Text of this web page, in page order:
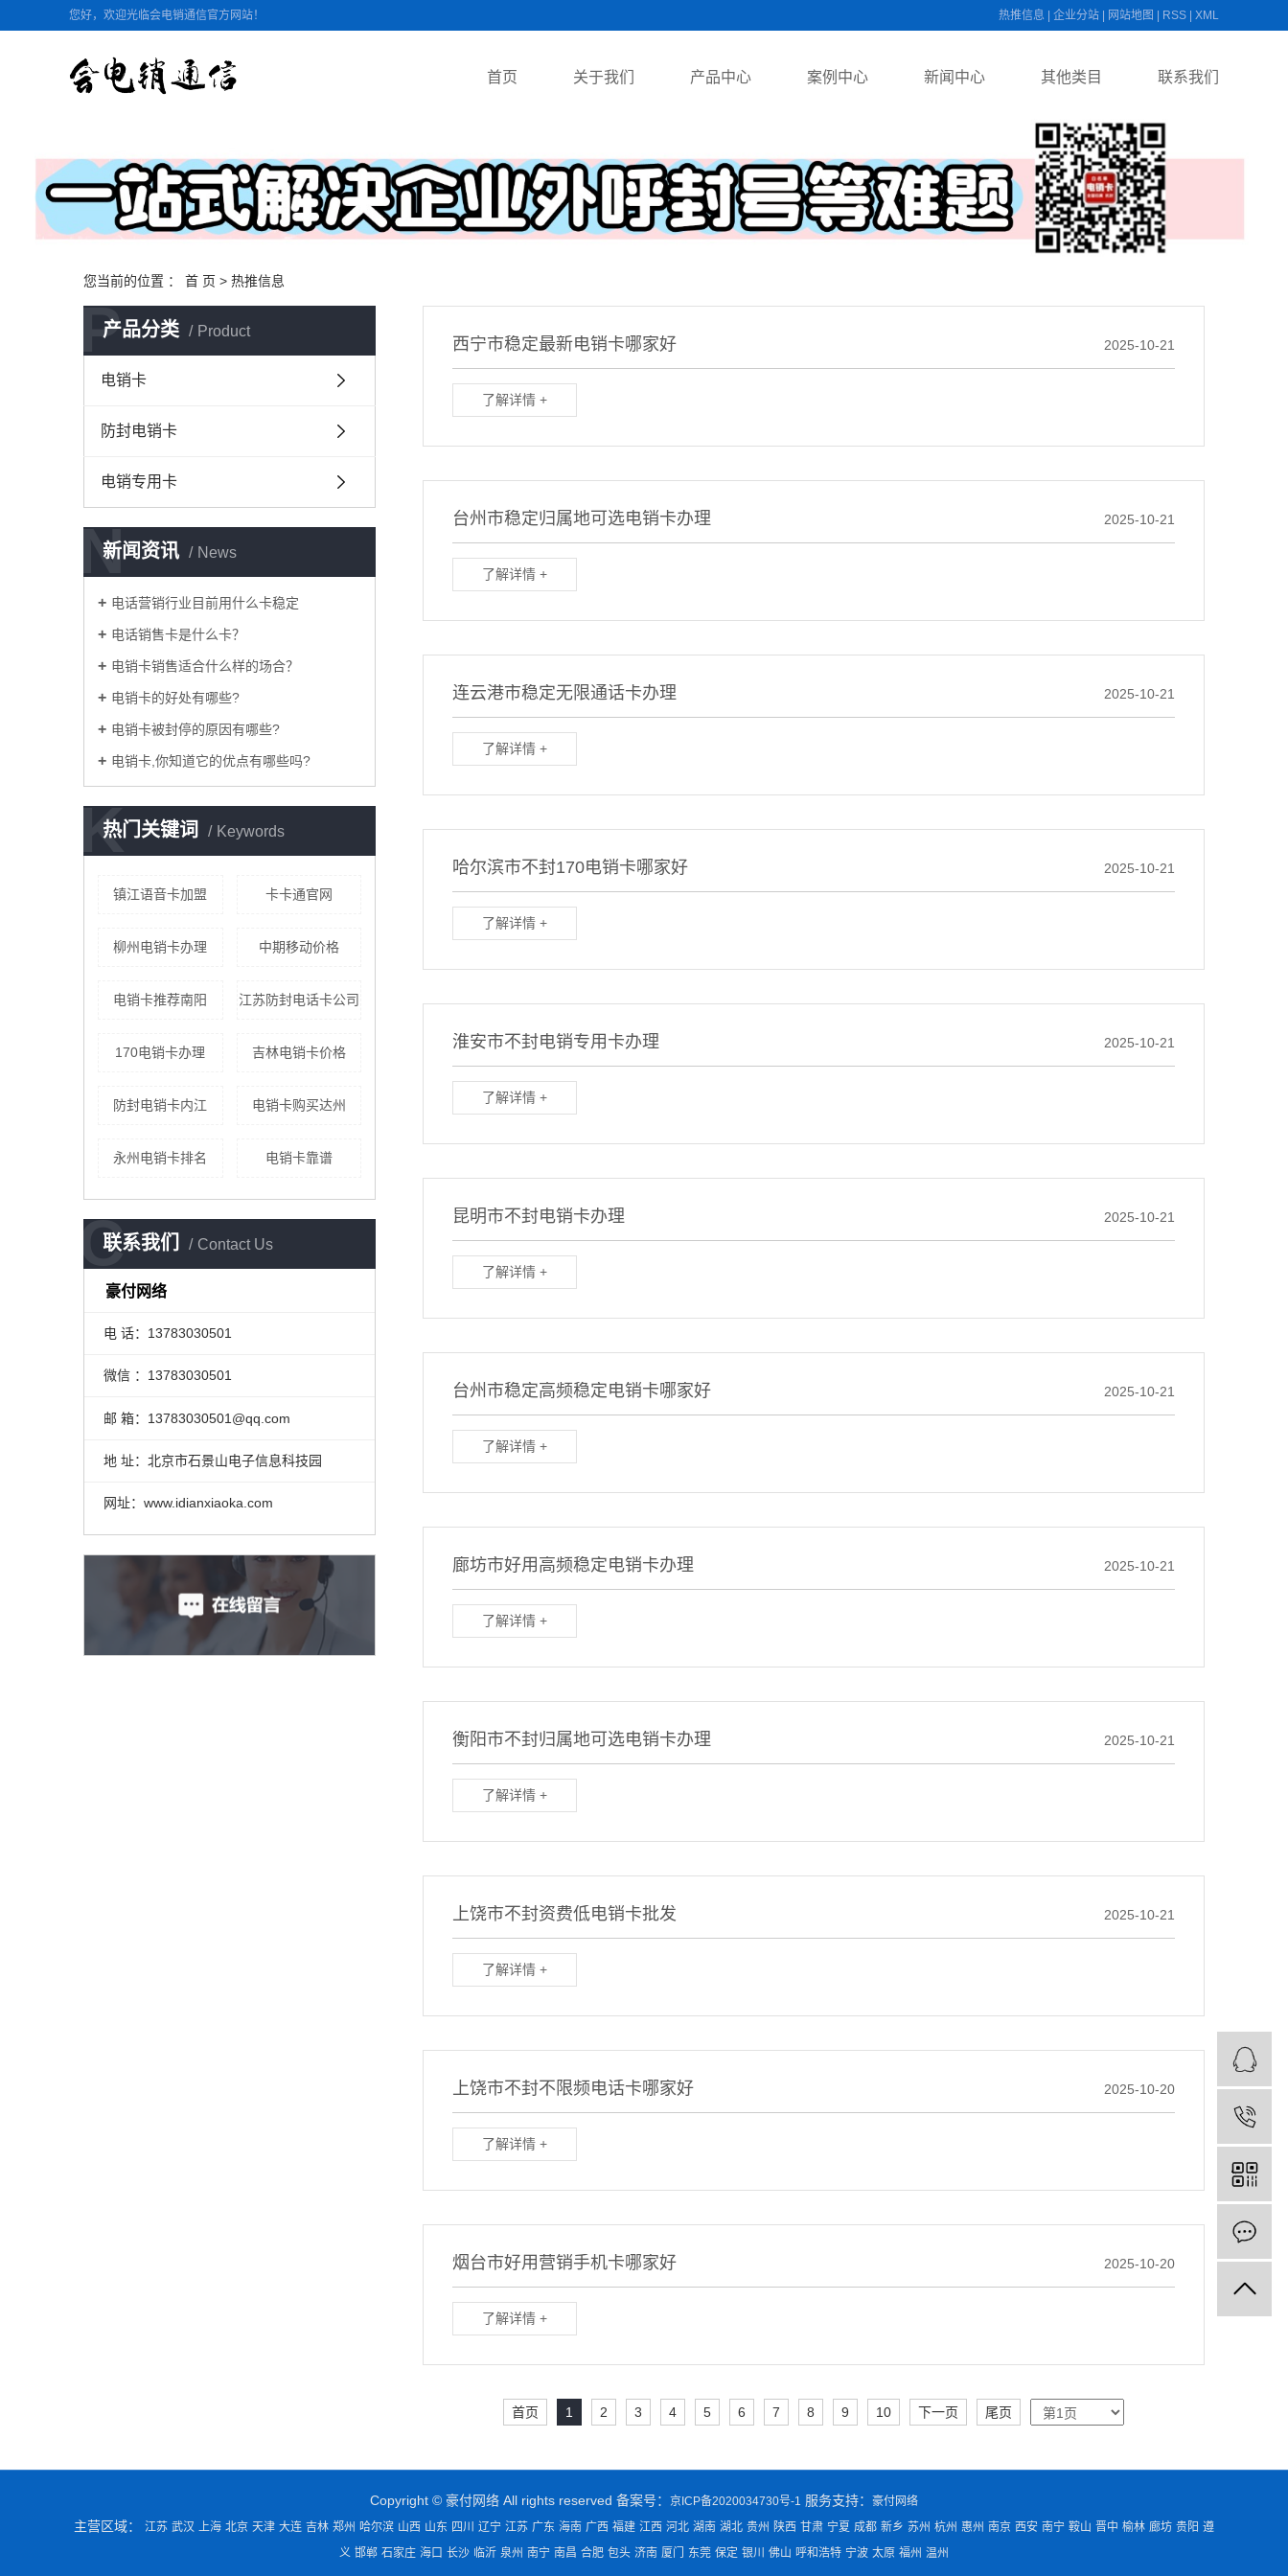
您好，欢迎光临会电销通信官方网站！ 热推信息 企业分站 网站地图 RSS XML
首页 关于我们 产品中心 案例中心 新闻中心 其他类目 联系我们
您当前的位置 ： 首 页 > 热推信息
产品分类 Product
P
电销卡
防封电销卡
电销专用卡
新闻资讯 News
N
电话营销行业目前用什么卡稳定
电话销售卡是什么卡？
电销卡销售适合什么样的场合？
电销卡的好处有哪些?
电销卡被封停的原因有哪些?
电销卡,你知道它的优点有哪些吗?
热门关键词 Keywords
K
镇江语音卡加盟 卡卡通官网
柳州电销卡办理 中期移动价格
电销卡推荐南阳 江苏防封电话卡公司
170电销卡办理 吉林电销卡价格
防封电销卡内江 电销卡购买达州
永州电销卡排名 电销卡靠谱
联系我们 Contact Us
C
豪付网络
电 话：13783030501
微信 ：13783030501
邮 箱：13783030501@qq.com
地 址：北京市石景山电子信息科技园
网址：www.idianxiaoka.com
西宁市稳定最新电销卡哪家好 2025-10-21
了解详情 +
台州市稳定归属地可选电销卡办理 2025-10-21
了解详情 +
连云港市稳定无限通话卡办理 2025-10-21
了解详情 +
哈尔滨市不封170电销卡哪家好 2025-10-21
了解详情 +
淮安市不封电销专用卡办理 2025-10-21
了解详情 +
昆明市不封电销卡办理 2025-10-21
了解详情 +
台州市稳定高频稳定电销卡哪家好 2025-10-21
了解详情 +
廊坊市好用高频稳定电销卡办理 2025-10-21
了解详情 +
衡阳市不封归属地可选电销卡办理 2025-10-21
了解详情 +
上饶市不封资费低电销卡批发 2025-10-21
了解详情 +
上饶市不封不限频电话卡哪家好 2025-10-20
了解详情 +
烟台市好用营销手机卡哪家好 2025-10-20
了解详情 +
首页 1 2 3 4 5 6 7 8 9 10 下一页 尾页
Copyright © 豪付网络 All rights reserved 备案号： 京ICP备2020034730号-1 服务支持： 豪付网络
主营区域： 江苏 武汉 上海 北京 天津 大连 吉林 郑州 哈尔滨 山西 山东 四川 辽宁 江苏 广东 海南 广西 福建 江西 河北 湖南 湖北 贵州 陕西 甘肃 宁夏 成都 新乡 苏州 杭州 惠州 南京 西安 南宁 鞍山 晋中 榆林 廊坊 贵阳 遵
义 邯郸 石家庄 海口 长沙 临沂 泉州 南宁 南昌 合肥 包头 济南 厦门 东莞 保定 银川 佛山 呼和浩特 宁波 太原 福州 温州